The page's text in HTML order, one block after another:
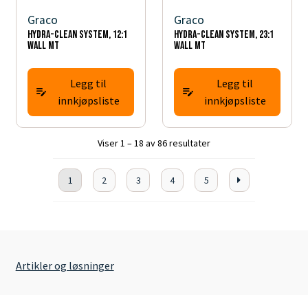
Graco
HYDRA-CLEAN SYSTEM, 12:1
WALL MT
Legg til
innkjøpsliste
Graco
HYDRA-CLEAN SYSTEM, 23:1
WALL MT
Legg til
innkjøpsliste
Viser 1 – 18 av 86 resultater
1 2 3 4 5
Artikler og løsninger